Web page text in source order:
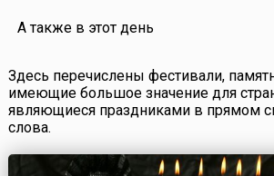
А также в этот день
Здесь перечислены фестивали,
имеющие большое значение для
являющиеся праздниками в прямом
слова.